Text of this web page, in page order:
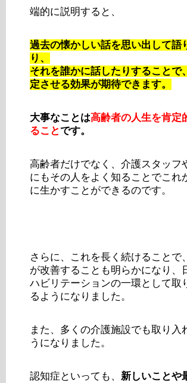
端的に説明すると、
過去の懐かしい話を思い出して語
り、
それを誰かに話したりすることで
定させる効果が期待できます。
大事なことは高齢者の人生を肯定
ることです。
高齢者だけでなく、介護スタッフ
にもその人をよく知ることでこれ
に生かすことができるのです。
さらに、これを長く続けることで
が改善することも明らかになり、
ハビリテーションの一環として取
るようになりました。
また、多くの介護施設でも取り入
うになりました。
認知症といっても、 新しいことや